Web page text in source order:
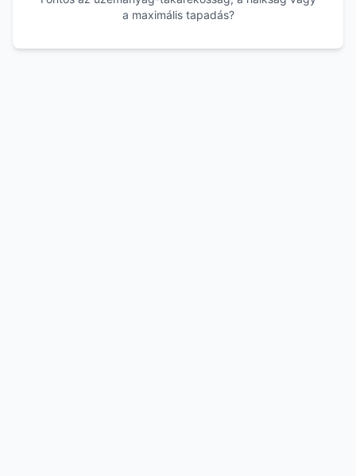
a maximális tapadás?